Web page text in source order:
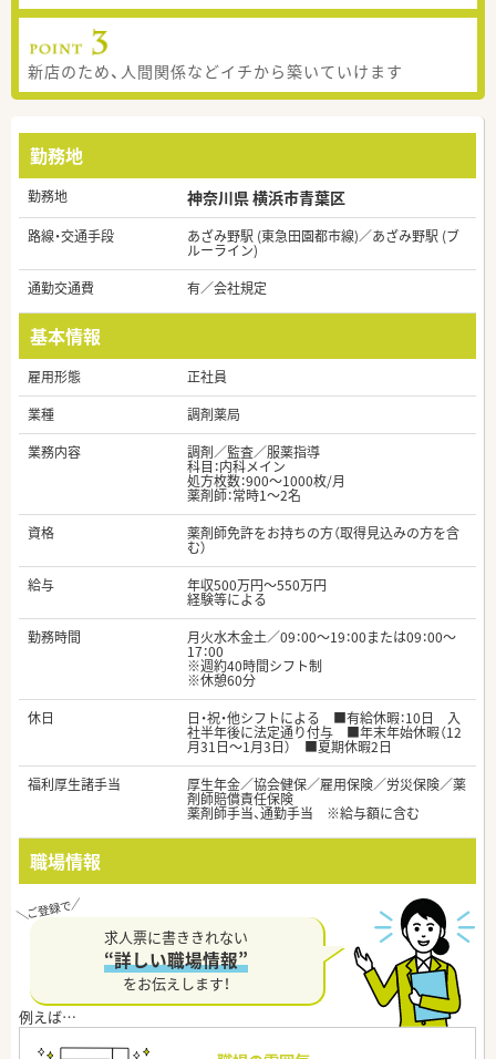
新店のため、人間関係などイチから築いていけます
勤務地
勤務地 神奈川県 横浜市青葉区
路線・交通手段 あざみ野駅 (東急田園都市線)／あざみ野駅 (ブ
ルーライン)
通勤交通費
有／会社規定
基本情報
雇用形態
正社員
業種
調剤薬局
業務内容
調剤／監査／服薬指導
科目：内科メイン
処方枚数：900～1000枚/月
薬剤師：常時1～2名
資格
薬剤師免許をお持ちの方（取得見込みの方を含
む）
給与
年収500万円～550万円
経験等による
勤務時間
月火水木金土／09：00～19：00または09：00～
17：00
※週約40時間シフト制
※休憩60分
休日
日・祝・他シフトによる ■有給休暇：10日 入
社半年後に法定通り付与 ■年末年始休暇（12
月31日～1月3日） ■夏期休暇2日
福利厚生諸手当
厚生年金／協会健保／雇用保険／労災保険／薬
剤師賠償責任保険
薬剤師手当、通勤手当 ※給与額に含む
職場情報
求人票に書ききれない
“詳しい職場情報”
をお伝えします！